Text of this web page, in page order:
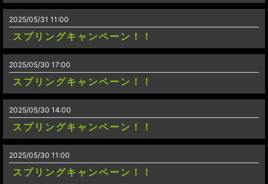
2025/05/31 11:00
スプリングキャンペーン！！
2025/05/30 17:00
スプリングキャンペーン！！
2025/05/30 14:00
スプリングキャンペーン！！
2025/05/30 11:00
スプリングキャンペーン！！